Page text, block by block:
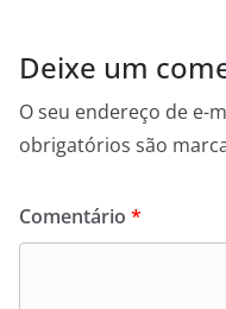
Deixe um
O seu endereço de e-
obrigatórios são
Comentário *